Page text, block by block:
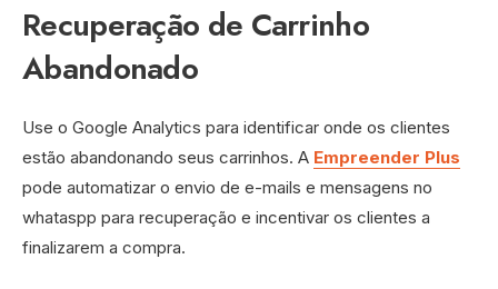
Recuperação de Carrinho
Abandonado
Use o Google Analytics para identificar onde os clientes
estão abandonando seus carrinhos. A Empreender Plus
pode automatizar o envio de e-mails e mensagens no
whataspp para recuperação e incentivar os clientes a
finalizarem a compra.